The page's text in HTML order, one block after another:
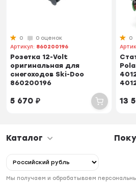
0
0 оценок
Артикул: 860200196
Розетка 12-Volt
оригинальная для
снегоходов Ski-Doo
860200196
5 670₽
0
13
Каталог
Мы получаем и обрабатываем